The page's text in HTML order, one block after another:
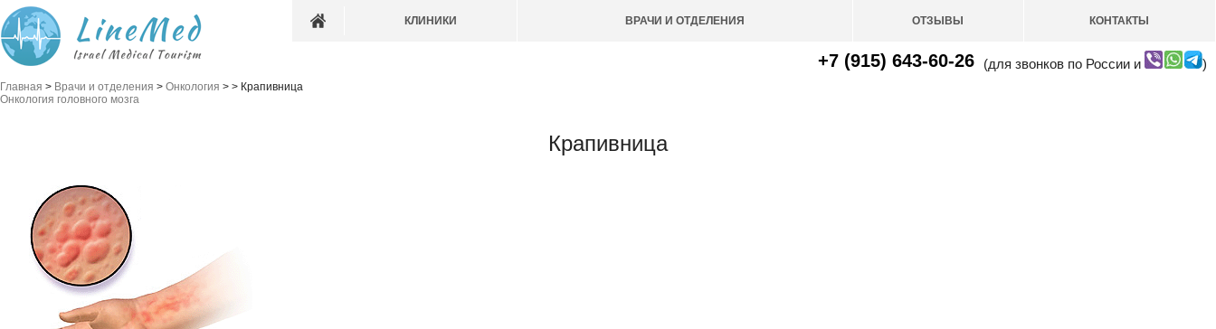
КЛИНИКИ ВРАЧИ И ОТДЕЛЕНИЯ ОТЗЫВЫ КОНТАКТЫ
+7 (915) 643-60-26 (для звонков по России и )
Главная > Врачи и отделения > Онкология >
Онкология головного мозга
> Крапивница
Крапивница